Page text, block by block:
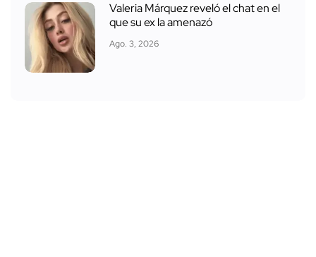
Valeria Márquez reveló el chat en el
que su ex la amenazó
Ago. 3, 2026